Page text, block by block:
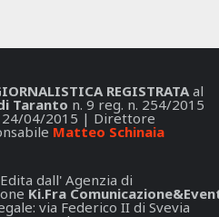
REGISTRATAal
Taranto n. 9 reg. n. 254/2015
24/04/2015 | Direttore
Matteo Schinaia
Edita dall' Agenzia di
Ki.Fra
via Federico II di Svevia